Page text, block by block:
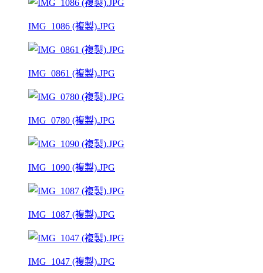
IMG_1086 (複製).JPG
IMG_0861 (複製).JPG
IMG_0780 (複製).JPG
IMG_1090 (複製).JPG
IMG_1087 (複製).JPG
IMG_1047 (複製).JPG